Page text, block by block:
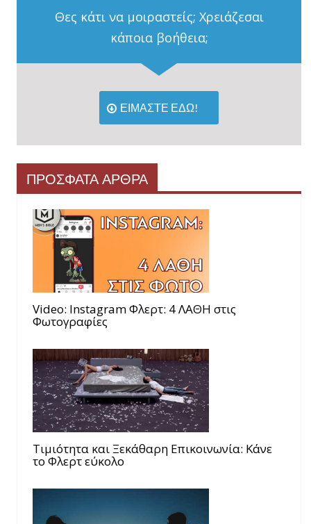
Θες κάτι να μοιραστείς; Χρειάζεσαι
κάποια βοήθεια;
ΕΙΜΑΣΤΕ ΕΔΩ!
ΠΡΟΣΦΑΤΑ ΑΡΘΡΑ
Video: Instagram Φλερτ: 4 ΛΑΘΗ στις
Φωτογραφίες
Τιμιότητα και Ξεκάθαρη Επικοινωνία: Κάνε
το Φλερτ εύκολο